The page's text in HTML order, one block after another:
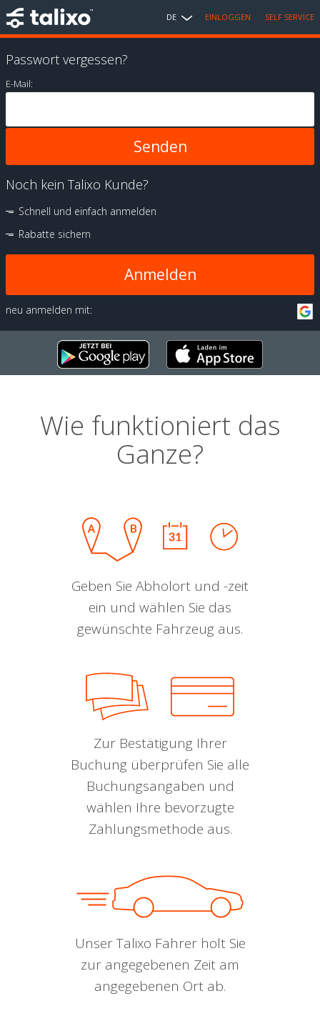
DE EINLOGGEN SELF SERVICE
Passwort vergessen?
E-Mail:
Noch kein Talixo Kunde?
Schnell und einfach anmelden
Rabatte sichern
Anmelden
neu anmelden mit:
Wie funktioniert das
Ganze?
Geben Sie Abholort und -zeit
ein und wählen Sie das
gewünschte Fahrzeug aus.
Zur Bestätigung Ihrer
Buchung überprüfen Sie alle
Buchungsangaben und
wählen Ihre bevorzugte
Zahlungsmethode aus.
Unser Talixo Fahrer holt Sie
zur angegebenen Zeit am
angegebenen Ort ab.